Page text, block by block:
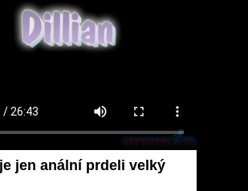
jen anální prdeli velký